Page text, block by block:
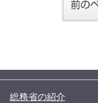
総務省の紹介